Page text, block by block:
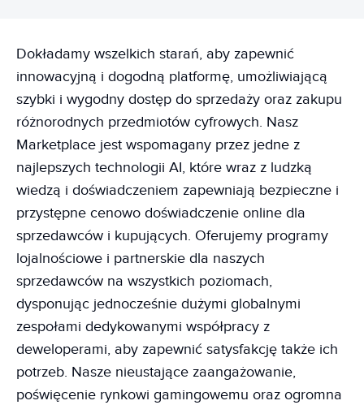
Dokładamy wszelkich starań, aby zapewnić
innowacyjną i dogodną platformę, umożliwiającą
szybki i wygodny dostęp do sprzedaży oraz zakupu
różnorodnych przedmiotów cyfrowych. Nasz
Marketplace jest wspomagany przez jedne z
najlepszych technologii AI, które wraz z ludzką
wiedzą i doświadczeniem zapewniają bezpieczne i
przystępne cenowo doświadczenie online dla
sprzedawców i kupujących. Oferujemy programy
lojalnościowe i partnerskie dla naszych
sprzedawców na wszystkich poziomach,
dysponując jednocześnie dużymi globalnymi
zespołami dedykowanymi współpracy z
deweloperami, aby zapewnić satysfakcję także ich
potrzeb. Nasze nieustające zaangażowanie,
poświęcenie rynkowi gamingowemu oraz ogromna